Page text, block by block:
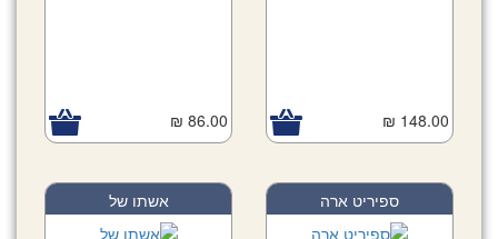
148.00 ₪
86.00 ₪
ספיריט ארה אשתו של